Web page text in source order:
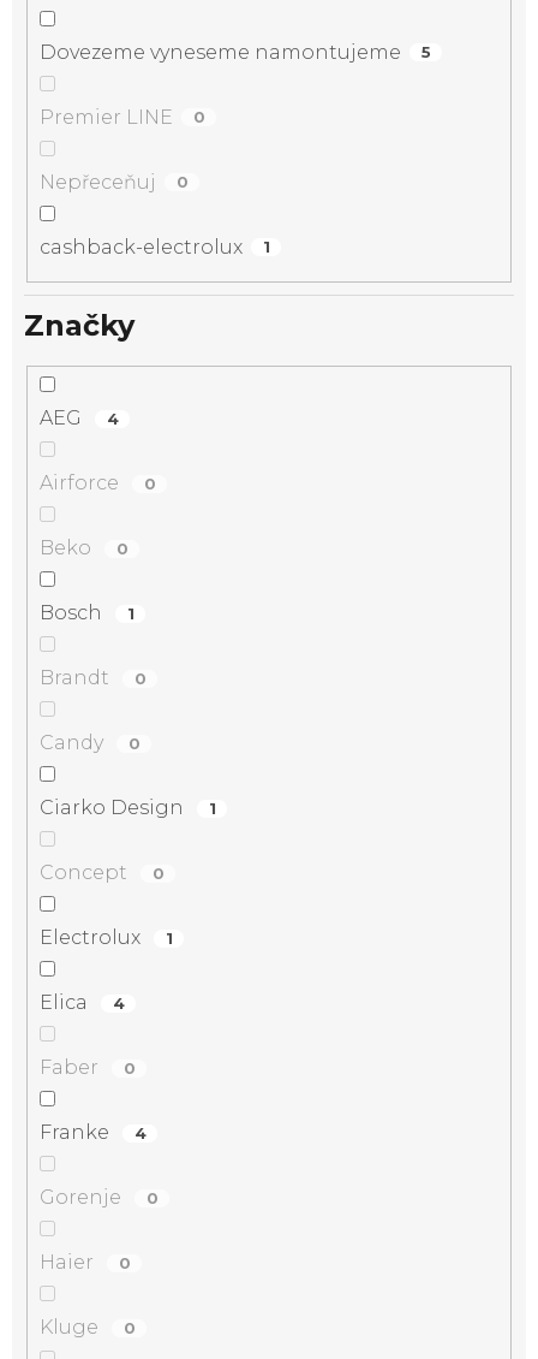
Dovezeme vyneseme namontujeme 5
Premier LINE 0
Nepřeceňuj 0
cashback-electrolux 1
Značky
AEG 4
Airforce 0
Beko 0
Bosch 1
Brandt 0
Candy 0
Ciarko Design 1
Concept 0
Electrolux 1
Elica 4
Faber 0
Franke 4
Gorenje 0
Haier 0
Kluge 0